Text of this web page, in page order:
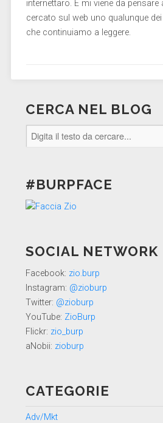
internettaro. E mi viene da
cercato sul web uno qualunque
che continuiamo a leggere.
CERCA NEL BLOG
#BURPFACE
SOCIAL NETWORK
Facebook: zio.burp
Instagram: @zioburp
Twitter: @zioburp
YouTube: ZioBurp
Flickr: zio_burp
aNobii: zioburp
CATEGORIE
Adv/Mkt